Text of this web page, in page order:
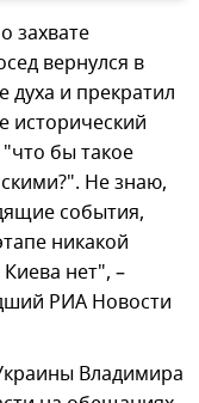
захвате
вернулся в
духа и прекратил
исторический
бы такое
Не знаю,
события,
никакой
нет", –
РИА Новости
Владимира